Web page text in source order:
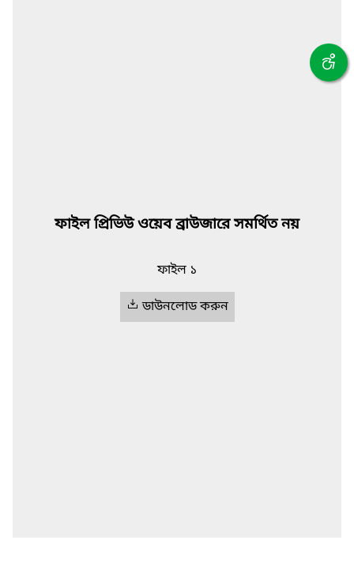
ফাইল প্রিভিউ ওয়েব ব্রাউজারে সমর্থিত নয়
ফাইল ১
ডাউনলোড করুন